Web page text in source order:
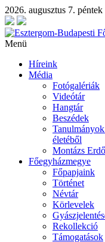
2026. augusztus 7. péntek
Menü
Híreink
Média
Fotógalériák
Videótár
Hangtár
Beszédek
életéből
Montázs
Főegyházmegye
Főpapjaink
Történet
Névtár
Körlevelek
Rekollekció
Támogatások